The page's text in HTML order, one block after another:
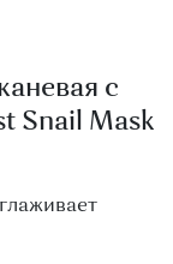
с
Snail Mask